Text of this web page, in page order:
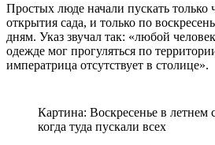
Простых люде начали пускать только
открытия сада, и только по
дням. Указ звучал так: «любой
одежде мог прогуляться по
императрица отсутствует в столице».
Картина: Воскресенье в летнем
когда туда пускали всех